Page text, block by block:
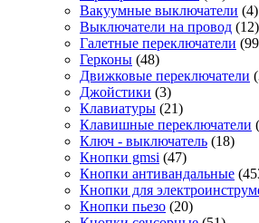
Вакуумные выключатели (4)
Выключатели на провод (12)
Галетные переключатели
Герконы (48)
Движковые переключатели
Джойстики (3)
Клавиатуры (21)
Клавишные переключатели
Ключ - выключатель (18)
Кнопки gmsi (47)
Кнопки антивандальные
Кнопки для
Кнопки пьезо (20)